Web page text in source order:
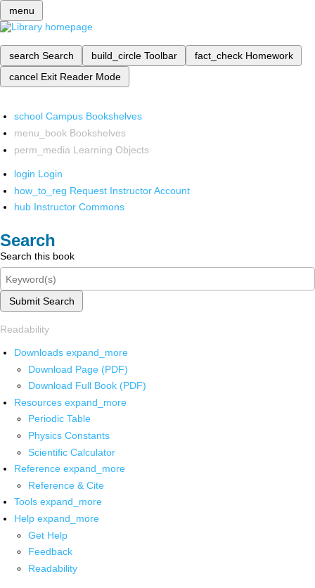
menu
search Search build_circle Toolbar fact_check Homework
cancel Exit Reader Mode
school Campus Bookshelves
menu_book Bookshelves
perm_media Learning Objects
login Login
how_to_reg Request Instructor Account
hub Instructor Commons
Search
Search this book
Submit Search
Readability
Downloads expand_more
Download Page (PDF)
Download Full Book (PDF)
Resources expand_more
Periodic Table
Physics Constants
Scientific Calculator
Reference expand_more
Reference & Cite
Tools expand_more
Help expand_more
Get Help
Feedback
Readability